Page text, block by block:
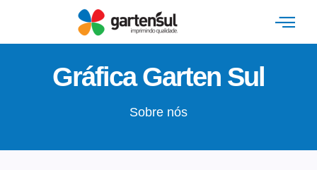
Gráfica Garten Sul
Sobre nós